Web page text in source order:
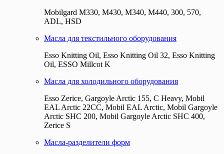
Mobilgard M330, M430, M340, M440, 300, 570,
ADL, HSD
Масла для текстильного оборудования
Esso Knitting Oil, Esso Knitting Oil 32, Esso Knitting
Oil, ESSO Millcot K
Масла для холодильного оборудования
Esso Zerice, Gargoyle Arctic 155, С Heavy, Mobil
EAL Arctic 22CC, Mobil EAL Arctic, Mobil Gargoyle
Arctic SHC 200, Mobil Gargoyle Arctic SHC 400,
Zerice S
Масла-разделители форм